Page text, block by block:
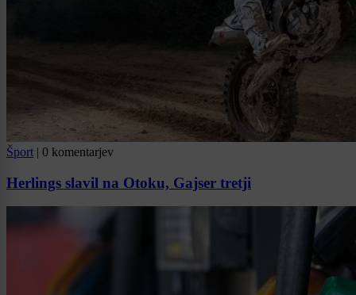
Šport | 0 komentarjev
Herlings slavil na Otoku, Gajser tretji